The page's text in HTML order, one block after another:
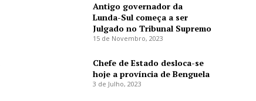
Antigo governador da
Lunda-Sul começa a ser
Julgado no Tribunal Supremo
15 de Novembro, 2023
Chefe de Estado desloca-se
hoje a província de Benguela
3 de Julho, 2023